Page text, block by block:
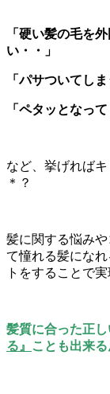
「硬い髪の毛を
い・・」
「パサついてし
「ペタッとなっ
など、挙げれば
＊？
髪に関する悩み
て憧れる髪にな
トをすることで実
髪質に合った正
る』
ことも出来